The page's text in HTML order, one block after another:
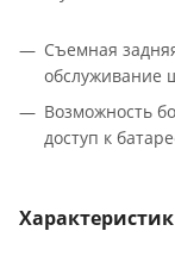
Съемная
обслуживание
Возможность
доступ к